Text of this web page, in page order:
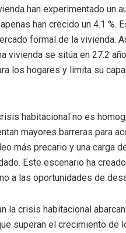
han experimentado un
han crecido un 4.1 %.
formal de la vivienda.
vivienda se sitúa en 27.2
los hogares y limita su
habitacional no es
mayores barreras para
más precario y una carga
Este escenario ha
a las oportunidades de
la crisis habitacional abarcan:
superan el crecimiento de